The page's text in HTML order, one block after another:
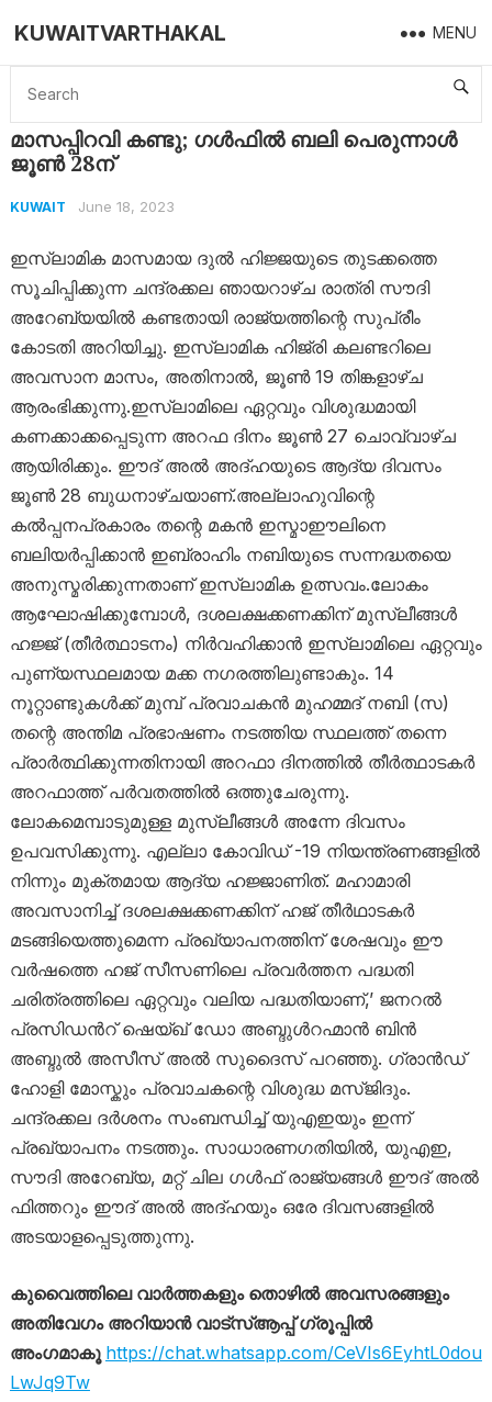
KUWAITVARTHAKAL MENU
Home Kuwait മാസപ്പിറവി കണ്ടു; ​ഗൾഫിൽ ബലി പെരുന്നാൾ ജൂൺ 28ന്
മാസപ്പിറവി കണ്ടു; ​ഗൾഫിൽ ബലി പെരുന്നാൾ
ജൂൺ 28ന്
KUWAIT June 18, 2023
ഇസ്ലാമിക മാസമായ ദുൽ ഹിജ്ജയുടെ തുടക്കത്തെ
സൂചിപ്പിക്കുന്ന ചന്ദ്രക്കല ഞായറാഴ്ച രാത്രി സൗദി
അറേബ്യയിൽ കണ്ടതായി രാജ്യത്തിന്റെ സുപ്രീം
കോടതി അറിയിച്ചു. ഇസ്ലാമിക ഹിജ്രി കലണ്ടറിലെ
അവസാന മാസം, അതിനാൽ, ജൂൺ 19 തിങ്കളാഴ്ച
ആരംഭിക്കുന്നു.ഇസ്ലാമിലെ ഏറ്റവും വിശുദ്ധമായി
കണക്കാക്കപ്പെടുന്ന അറഫ ദിനം ജൂൺ 27 ചൊവ്വാഴ്ച
ആയിരിക്കും. ഈദ് അൽ അദ്ഹയുടെ ആദ്യ ദിവസം
ജൂൺ 28 ബുധനാഴ്ചയാണ്.അല്ലാഹുവിന്റെ
കൽപ്പനപ്രകാരം തന്റെ മകൻ ഇസ്മാഈലിനെ
ബലിയർപ്പിക്കാൻ ഇബ്രാഹിം നബിയുടെ സന്നദ്ധതയെ
അനുസ്മരിക്കുന്നതാണ് ഇസ്ലാമിക ഉത്സവം.ലോകം
ആഘോഷിക്കുമ്പോൾ, ദശലക്ഷക്കണക്കിന് മുസ്ലീങ്ങൾ
ഹജ്ജ് (തീർത്ഥാടനം) നിർവഹിക്കാൻ ഇസ്ലാമിലെ ഏറ്റവും
പുണ്യസ്ഥലമായ മക്ക നഗരത്തിലുണ്ടാകും. 14
നൂറ്റാണ്ടുകൾക്ക് മുമ്പ് പ്രവാചകൻ മുഹമ്മദ് നബി (സ)
തന്റെ അന്തിമ പ്രഭാഷണം നടത്തിയ സ്ഥലത്ത് തന്നെ
പ്രാർത്ഥിക്കുന്നതിനായി അറഫാ ദിനത്തിൽ തീർത്ഥാടകർ
അറഫാത്ത് പർവതത്തിൽ ഒത്തുചേരുന്നു.
ലോകമെമ്പാടുമുള്ള മുസ്ലീങ്ങൾ അന്നേ ദിവസം
ഉപവസിക്കുന്നു. എല്ലാ കോവിഡ് -19 നിയന്ത്രണങ്ങളിൽ
നിന്നും മുക്തമായ ആദ്യ ഹജ്ജാണിത്. മഹാമാരി
അവസാനിച്ച് ദശലക്ഷക്കണക്കിന് ഹജ് തീർഥാടകർ
മടങ്ങിയെത്തുമെന്ന പ്രഖ്യാപനത്തിന് ശേഷവും ഈ
വർഷത്തെ ഹജ് സീസണിലെ പ്രവർത്തന പദ്ധതി
ചരിത്രത്തിലെ ഏറ്റവും വലിയ പദ്ധതിയാണ്,’ ജനറൽ
പ്രസിഡൻറ് ഷെയ്ഖ് ഡോ അബ്ദുൾറഹ്മാൻ ബിൻ
അബ്ദുൽ അസീസ് അൽ സുദൈസ് പറഞ്ഞു. ഗ്രാൻഡ്
ഹോളി മോസ്കും പ്രവാചകന്റെ വിശുദ്ധ മസ്ജിദും.
ചന്ദ്രക്കല ദർശനം സംബന്ധിച്ച് യുഎഇയും ഇന്ന്
പ്രഖ്യാപനം നടത്തും. സാധാരണഗതിയിൽ, യുഎഇ,
സൗദി അറേബ്യ, മറ്റ് ചില ഗൾഫ് രാജ്യങ്ങൾ ഈദ് അൽ
ഫിത്തറും ഈദ് അൽ അദ്ഹയും ഒരേ ദിവസങ്ങളിൽ
അടയാളപ്പെടുത്തുന്നു.
കുവൈത്തിലെ വാർത്തകളും തൊഴിൽ അവസരങ്ങളും
അതിവേഗം അറിയാൻ വാട്സ്ആപ്പ് ഗ്രൂപ്പിൽ
അംഗമാകൂ https://chat.whatsapp.com/CeVIs6EyhtL0dou
LwJq9Tw